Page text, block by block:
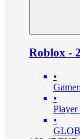
Roblox -
•
•
Player
•